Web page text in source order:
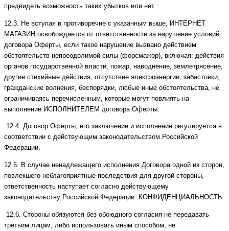
предвидеть возможность таких убытков или нет.
12.3. Не вступая в противоречие с указанным выше, ИНТЕРНЕТ
МАГАЗИН освобождается от ответственности за нарушение условий
договора Оферты, если такое нарушение вызвано действием
обстоятельств непреодолимой силы (форсмажор), включая: действия
органов государственной власти, пожар, наводнение, землетрясение,
другие стихийные действия, отсутствие электроэнергии, забастовки,
гражданские волнения, беспорядки, любые иные обстоятельства, не
ограничиваясь перечисленным, которые могут повлиять на
выполнение ИСПОЛНИТЕЛЕМ договора Оферты.
12.4. Договор Оферты, его заключение и исполнение регулируется в
соответствии с действующим законодательством Российской
Федерации.
12.5. В случае ненадлежащего исполнения Договора одной из сторон,
повлекшего неблагоприятные последствия для другой стороны,
ответственность наступает согласно действующему
законодательству Российской Федерации. КОНФИДЕНЦИАЛЬНОСТЬ.
12.6. Стороны обязуются без обоюдного согласия не передавать
третьим лицам, либо использовать иным способом, не